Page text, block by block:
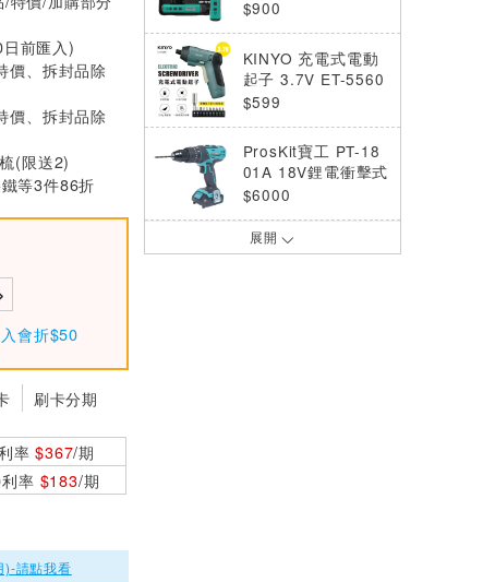
前匯入)
價、拆封品除
價、拆封品除
(限送2)
等3件86折
入會折$50
刷卡分期
率$367/期
率 $183/期
)-請點我看
PT-1366U
$900
KINYO 充電式電動
起子 3.7V ET-5560
$599
ProsKit寶工 PT-18
01A 18V鋰電衝擊式
電鑽組
$6000
Octopus尚卓 小電
展開